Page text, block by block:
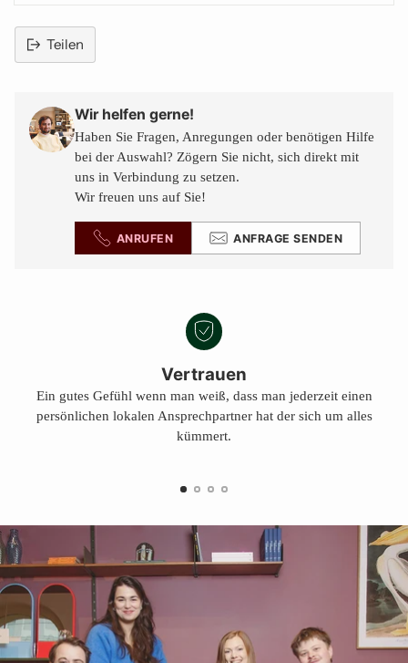
Teilen
den
Warenkorb
legen
Wir helfen gerne!
Haben Sie Fragen, Anregungen oder benötigen Hilfe
bei der Auswahl? Zögern Sie nicht, sich direkt mit
uns in Verbindung zu setzen.
Wir freuen uns auf Sie!
ANRUFEN ANFRAGE SENDEN
Vertrauen
Ein gutes Gefühl wenn man weiß, dass man jederzeit einen
persönlichen lokalen Ansprechpartner hat der sich um alles
kümmert.